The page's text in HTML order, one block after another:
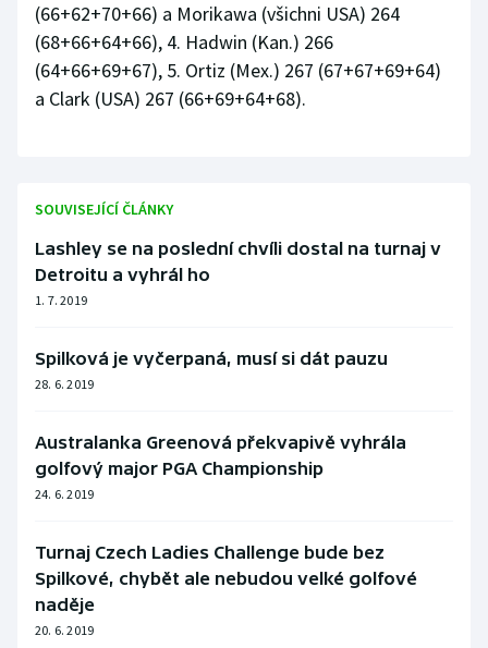
Motorsport
Olympijské hry
Ragby
Rychlostní kanoistika
Short track
Sportovní střelba
Stolní tenis
Triatlon
(66+62+70+66) a Morikawa (všichni USA) 264
(68+66+64+66), 4. Hadwin (Kan.) 266
(64+66+69+67), 5. Ortiz (Mex.) 267 (67+67+69+64)
a Clark (USA) 267 (66+69+64+68).
SOUVISEJÍCÍ ČLÁNKY
Lashley se na poslední chvíli dostal na turnaj v
Detroitu a vyhrál ho
1. 7. 2019
Spilková je vyčerpaná, musí si dát pauzu
28. 6. 2019
Australanka Greenová překvapivě vyhrála
golfový major PGA Championship
24. 6. 2019
Turnaj Czech Ladies Challenge bude bez
Spilkové, chybět ale nebudou velké golfové
naděje
20. 6. 2019